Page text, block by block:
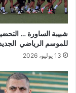
ا
ل
ت
ح
ض
ي
ر
ا
ت
ي
ف
ل
و
ز
ا
ن
شبيبة الساورة …
للموسم الرياضي
13 يوليو، 2026